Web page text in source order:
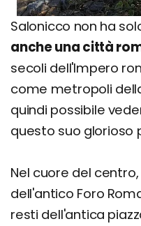
Salonicco non ha
anche una città
secoli dell'Impero
come metropoli
quindi possibile
questo suo glorioso
Nel cuore del
dell'antico Foro
resti dell'antica